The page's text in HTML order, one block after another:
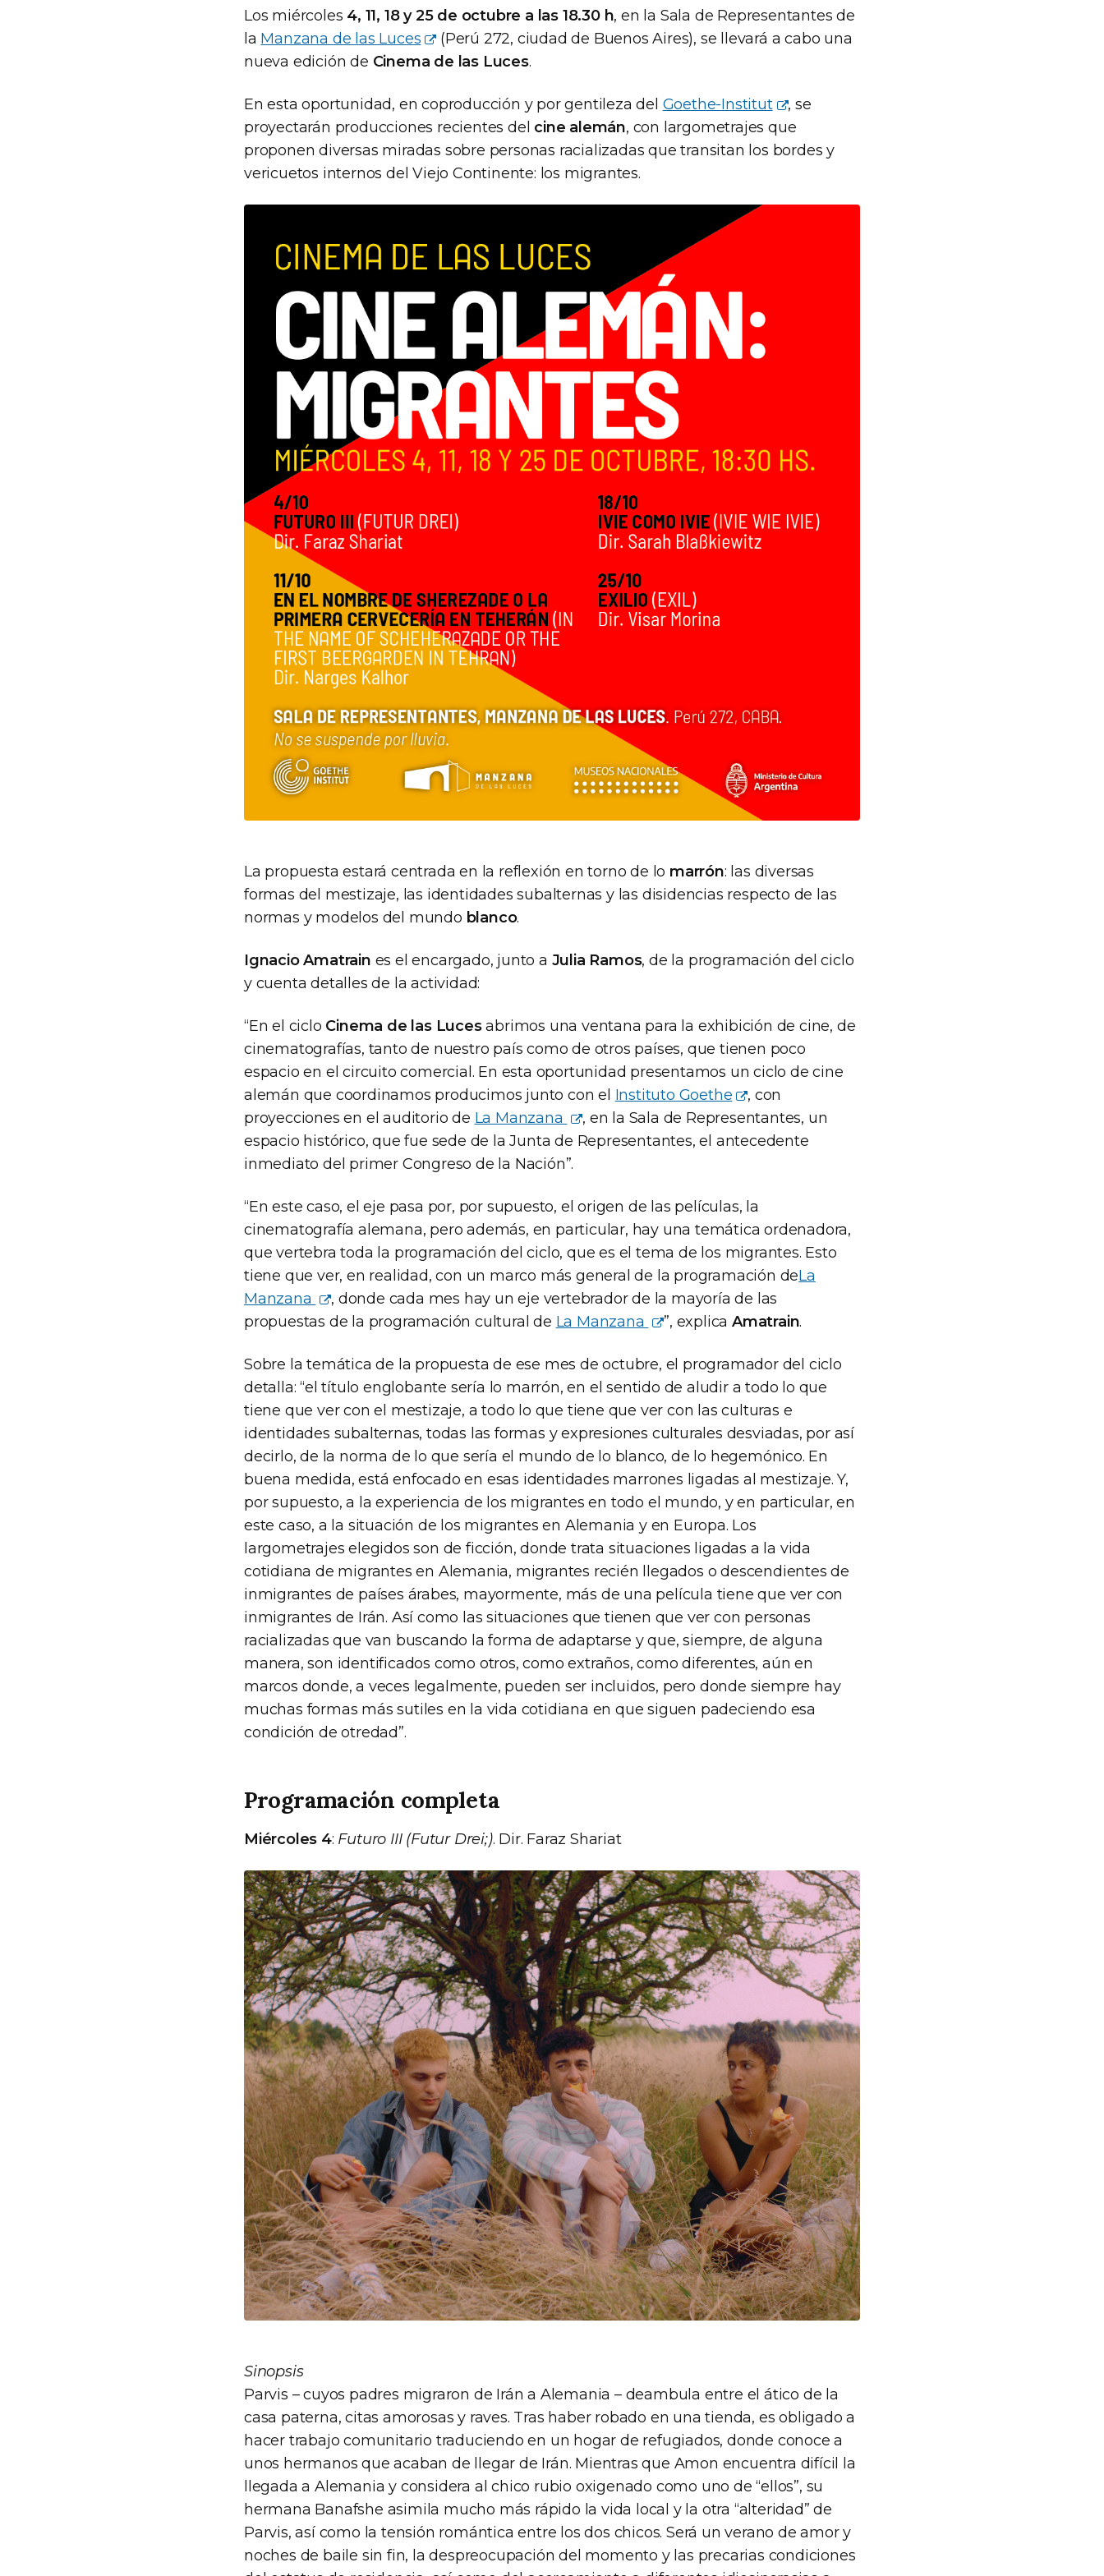
Los miércoles 4, 11, 18 y 25 de octubre a las 18.30 h, en la Sala de Representantes de
la Manzana de las Luces
(Perú 272, ciudad de Buenos Aires), se llevará a cabo una
nueva edición de Cinema de las Luces.
En esta oportunidad, en coproducción y por gentileza del Goethe-Institut
, se
proyectarán producciones recientes del cine alemán, con largometrajes que
proponen diversas miradas sobre personas racializadas que transitan los bordes y
vericuetos internos del Viejo Continente: los migrantes.
La propuesta estará centrada en la reflexión en torno de lo marrón: las diversas
formas del mestizaje, las identidades subalternas y las disidencias respecto de las
normas y modelos del mundo blanco.
Ignacio Amatrain es el encargado, junto a Julia Ramos, de la programación del ciclo
y cuenta detalles de la actividad:
“En el ciclo Cinema de las Lucesabrimos una ventana para la exhibición de cine, de
cinematografías, tanto de nuestro país como de otros países, que tienen poco
espacio en el circuito comercial. En esta oportunidad presentamos un ciclo de cine
alemán que coordinamos producimos junto con el Instituto Goethe
, con
proyecciones en el auditorio de La Manzana
, en la Sala de Representantes, un
espacio histórico, que fue sede de la Junta de Representantes, el antecedente
inmediato del primer Congreso de la Nación”.
“En este caso, el eje pasa por, por supuesto, el origen de las películas, la
cinematografía alemana, pero además, en particular, hay una temática ordenadora,
que vertebra toda la programación del ciclo, que es el tema de los migrantes. Esto
tiene que ver, en realidad, con un marco más general de la programación deLa
Manzana
, donde cada mes hay un eje vertebrador de la mayoría de las
propuestas de la programación cultural de La Manzana ”, explicaAmatrain.
Sobre la temática de la propuesta de ese mes de octubre, el programador del ciclo
detalla: “el título englobante sería lo marrón, en el sentido de aludir a todo lo que
tiene que ver con el mestizaje, a todo lo que tiene que ver con las culturas e
identidades subalternas, todas las formas y expresiones culturales desviadas, por así
decirlo, de la norma de lo que sería el mundo de lo blanco, de lo hegemónico. En
buena medida, está enfocado en esas identidades marrones ligadas al mestizaje. Y,
por supuesto, a la experiencia de los migrantes en todo el mundo, y en particular, en
este caso, a la situación de los migrantes en Alemania y en Europa. Los
largometrajes elegidos son de ficción, donde trata situaciones ligadas a la vida
cotidiana de migrantes en Alemania, migrantes recién llegados o descendientes de
inmigrantes de países árabes, mayormente, más de una película tiene que ver con
inmigrantes de Irán. Así como las situaciones que tienen que ver con personas
racializadas que van buscando la forma de adaptarse y que, siempre, de alguna
manera, son identificados como otros, como extraños, como diferentes, aún en
marcos donde, a veces legalmente, pueden ser incluidos, pero donde siempre hay
muchas formas más sutiles en la vida cotidiana en que siguen padeciendo esa
condición de otredad”.
Programación completa
Miércoles 4: Futuro III (Futur Drei;). Dir. Faraz Shariat
Sinopsis
Parvis – cuyos padres migraron de Irán a Alemania – deambula entre el ático de la
casa paterna, citas amorosas y raves. Tras haber robado en una tienda, es obligado a
hacer trabajo comunitario traduciendo en un hogar de refugiados, donde conoce a
unos hermanos que acaban de llegar de Irán. Mientras que Amon encuentra difícil la
llegada a Alemania y considera al chico rubio oxigenado como uno de “ellos”, su
hermana Banafshe asimila mucho más rápido la vida local y la otra “alteridad” de
Parvis, así como la tensión romántica entre los dos chicos. Será un verano de amor y
noches de baile sin fin, la despreocupación del momento y las precarias condiciones